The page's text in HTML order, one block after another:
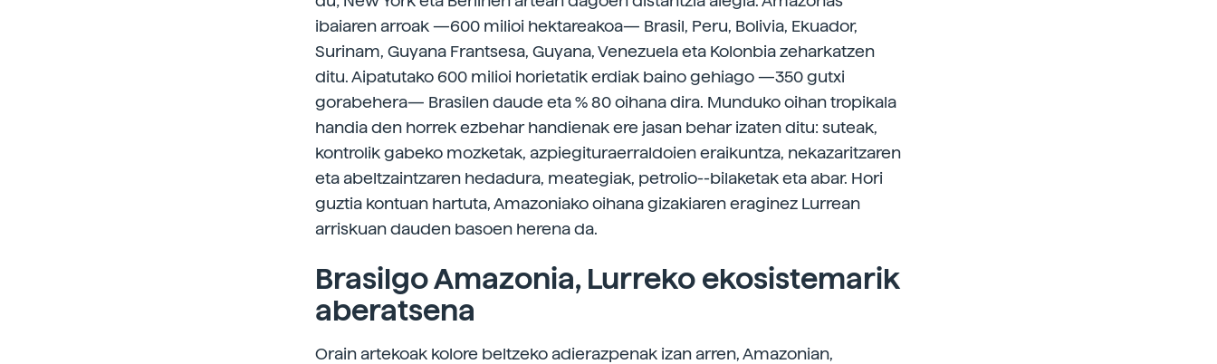
ibaiaren arroak —600 milioi hektareakoa— Brasil, Peru, Bolivia, Ekuador,
Surinam, Guyana Frantsesa, Guyana, Venezuela eta Kolonbia zeharkatzen
ditu. Aipatutako 600 milioi horietatik erdiak baino gehiago —350 gutxi
gorabehera— Brasilen daude eta % 80 oihana dira. Munduko oihan tropikala
handia den horrek ezbehar handienak ere jasan behar izaten ditu: suteak,
kontrolik gabeko mozketak, azpiegituraerraldoien eraikuntza, nekazaritzaren
eta abeltzaintzaren hedadura, meategiak, petrolio--bilaketak eta abar. Hori
guztia kontuan hartuta, Amazoniako oihana gizakiaren eraginez Lurrean
arriskuan dauden basoen herena da.
Brasilgo Amazonia, Lurreko ekosistemarik
aberatsena
Orain artekoak kolore beltzeko adierazpenak izan arren, Amazonian,